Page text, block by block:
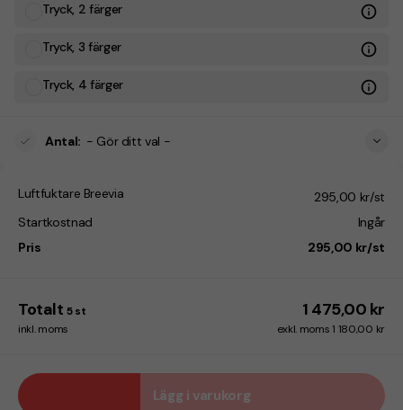
Tryck, 2 färger
Tryck, 3 färger
Tryck, 4 färger
Antal: - Gör ditt val -
Luftfuktare Breevia
295,00 kr/st
Startkostnad
Ingår
Pris
295,00 kr/st
Totalt 5 st 1 475,00 kr
inkl. moms exkl. moms 1 180,00 kr
Lägg i varukorg